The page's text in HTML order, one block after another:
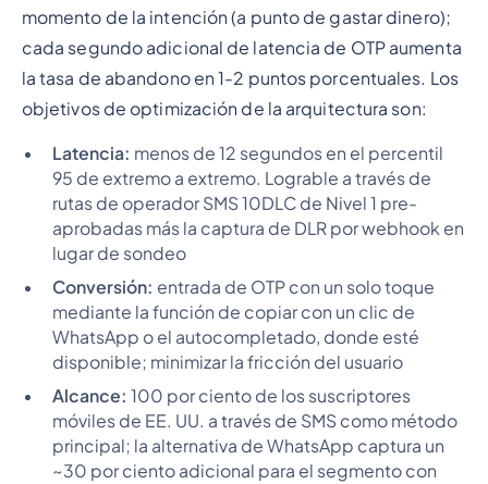
momento de la intención (a punto de gastar dinero);
cada segundo adicional de latencia de OTP aumenta
la tasa de abandono en 1-2 puntos porcentuales. Los
objetivos de optimización de la arquitectura son:
Latencia: menos de 12 segundos en el percentil
95 de extremo a extremo. Lograble a través de
rutas de operador SMS 10DLC de Nivel 1 pre-
aprobadas más la captura de DLR por webhook en
lugar de sondeo
Conversión: entrada de OTP con un solo toque
mediante la función de copiar con un clic de
WhatsApp o el autocompletado, donde esté
disponible; minimizar la fricción del usuario
Alcance: 100 por ciento de los suscriptores
móviles de EE. UU. a través de SMS como método
principal; la alternativa de WhatsApp captura un
~30 por ciento adicional para el segmento con